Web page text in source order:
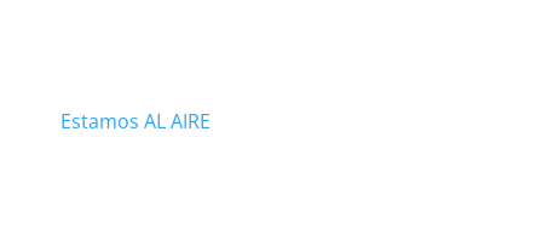
Estamos AL AIRE